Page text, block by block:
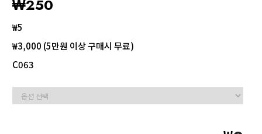
₩250
₩5
₩3,000 (5만원 이상 구매시 무료)
C063